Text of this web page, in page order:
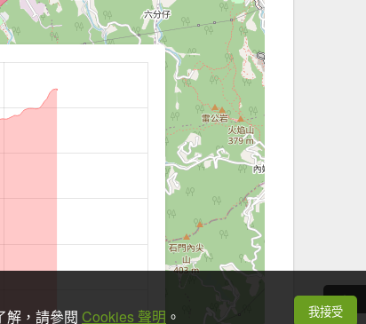
解，請參閱 Cookies 聲明 。 我接受